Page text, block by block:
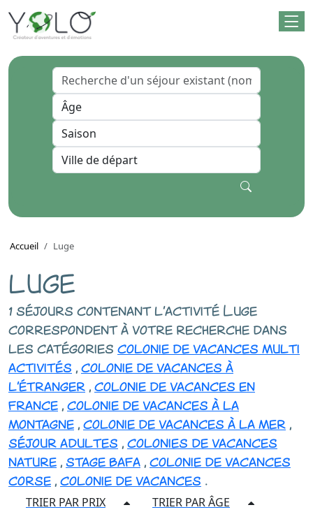
Accueil Luge
LUGE
1 séjours contenant l'activité Luge
correspondent à votre recherche dans
les catégories colonie de vacances multi
activités ,colonie de vacances à
l'étranger ,colonie de vacances en
france ,colonie de vacances à la
montagne ,colonie de vacances à la mer ,
séjour adultes ,colonies de vacances
nature , stage bafa ,colonie de vacances
corse ,colonie de vacances .
TRIER PAR PRIX TRIER PAR ÂGE